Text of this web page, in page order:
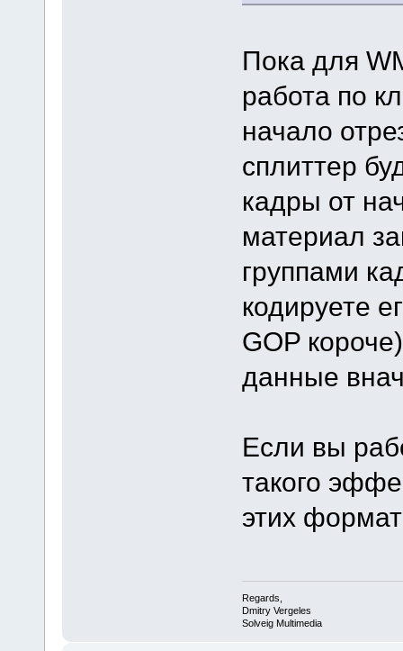
Пока для
работа по
начало
сплиттер
кадры от
материал
группами
кодируете
GOP
данные
Если вы
такого
этих
Regards,
Dmitry Vergeles
Solveig Multimedia